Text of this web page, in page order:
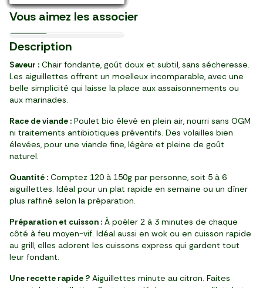
Vous aimez les associer
Koroneiki 100%
8,99 €
BIO
France
2,99 €
BIO
France
10, 89€
Prix Malin €
Maroc
1,50 €
BIO
France
3,75 €
Le Bouillon de volaille
1,69 €
BIO
France
3,69 €
Nouveau
2,99 €
élaboré aux Pays-Bas
2,39 €
2,39 €
3,49 €
Bourgogne
AOC 2024
14, 99€
Provence
24, 99€
Description
Saveur : Chair fondante, goût doux et subtil, sans sécheresse.
Les aiguillettes offrent un moelleux incomparable, avec une
belle simplicité qui laisse la place aux assaisonnements ou
aux marinades.
Race de viande : Poulet bio élevé en plein air, nourri sans OGM
ni traitements antibiotiques préventifs. Des volailles bien
élevées, pour une viande fine, légère et pleine de goût
naturel.
Quantité : Comptez 120 à 150g par personne, soit 5 à 6
aiguillettes. Idéal pour un plat rapide en semaine ou un dîner
plus raffiné selon la préparation.
Préparation et cuisson : À poêler 2 à 3 minutes de chaque
côté à feu moyen-vif. Idéal aussi en wok ou en cuisson rapide
au grill, elles adorent les cuissons express qui gardent tout
leur fondant.
Une recette rapide ? Aiguillettes minute au citron. Faites